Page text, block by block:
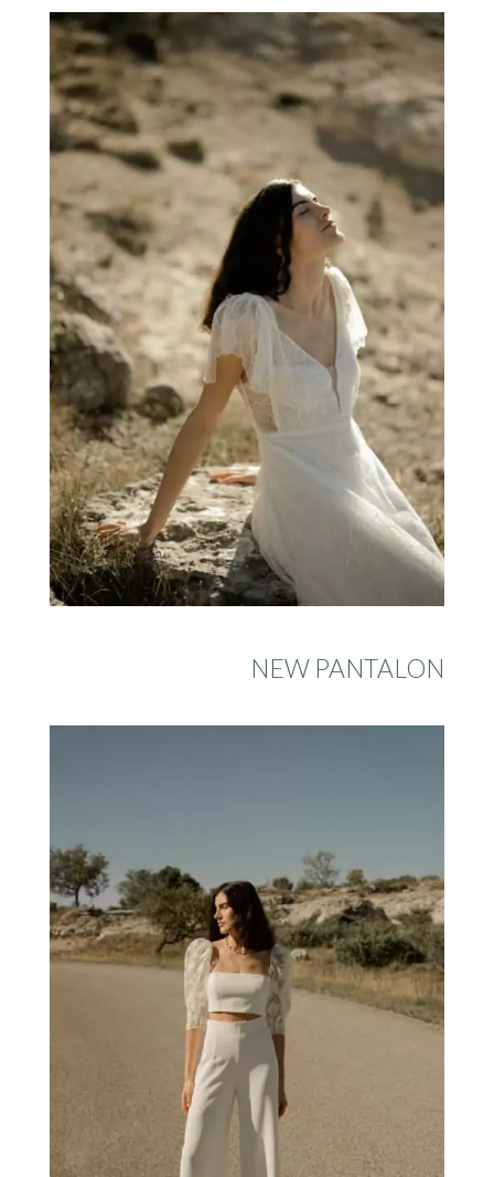
NEW PANTALON